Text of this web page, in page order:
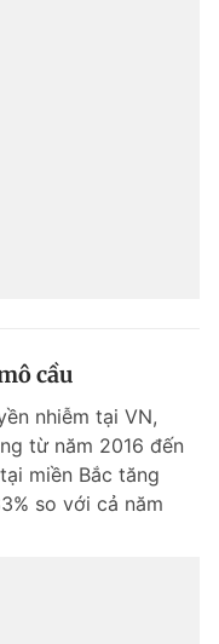
cầu
nhiễm tại VN,
từ năm 2016 đến
miền Bắc tăng
so với cả năm